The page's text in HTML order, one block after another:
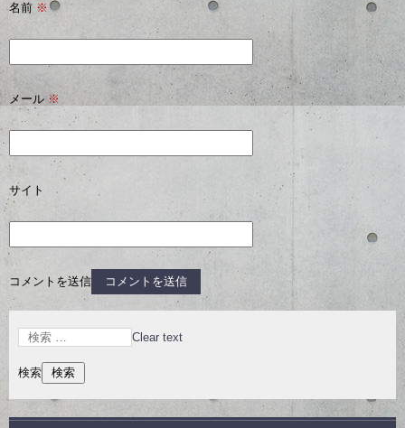
名前 ※
メール ※
サイト
コメントを送信
Clear text
検索